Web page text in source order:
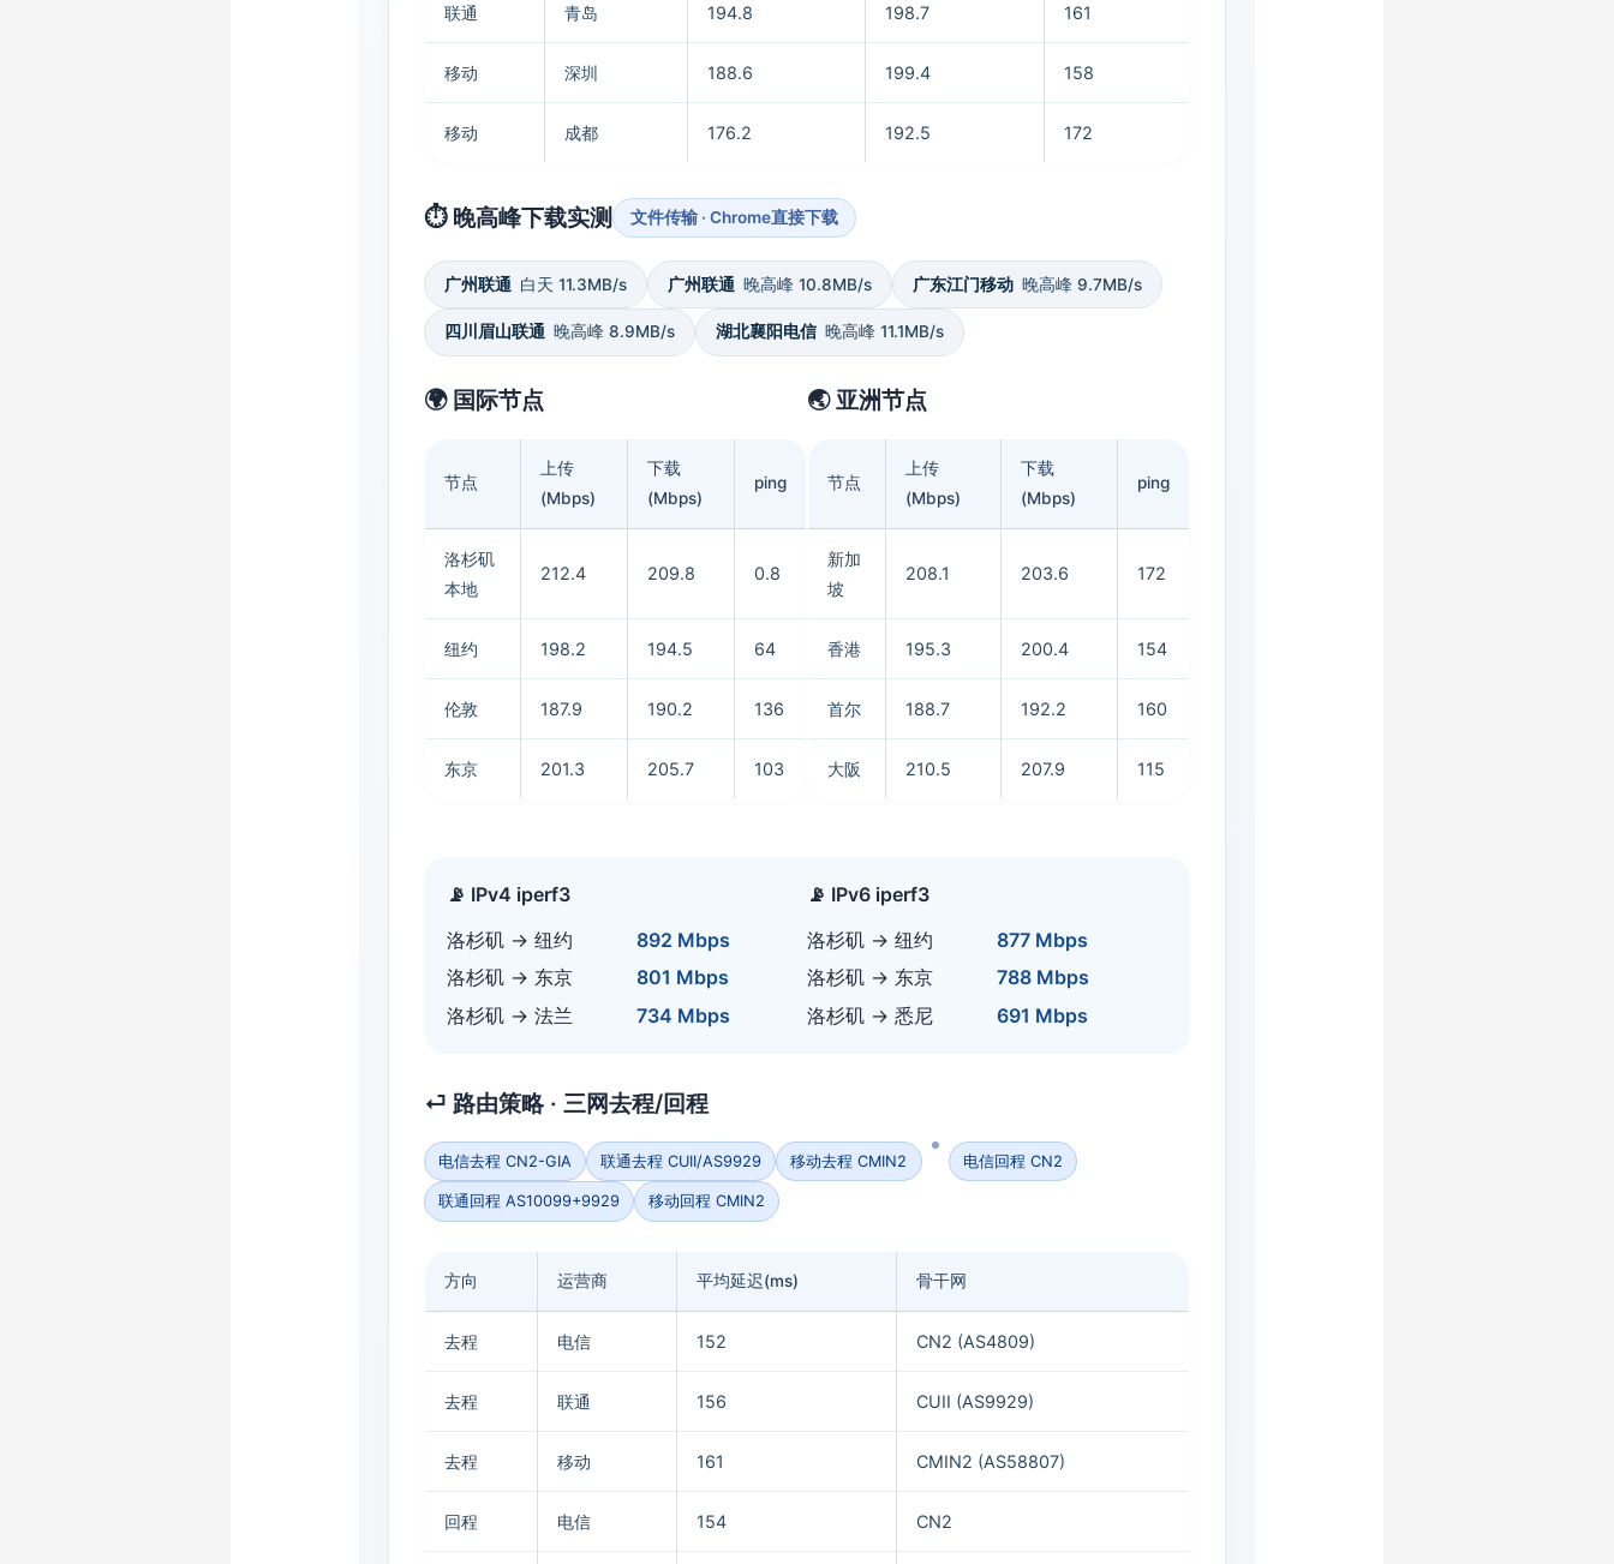
联通 青岛 194.8 198.7 161
移动 深圳 188.6 199.4 158
移动 成都 176.2 192.5 172
⏱️ 晚高峰下载实测 文件传输 · Chrome直接下载
广州联通 白天 11.3MB/s 广州联通 晚高峰 10.8MB/s 广东江门移动 晚高峰 9.7MB/s
四川眉山联通 晚高峰 8.9MB/s 湖北襄阳电信 晚高峰 11.1MB/s
🌍 国际节点
节点
上传
(Mbps)
下载
(Mbps)
ping
洛杉矶
本地
212.4 209.8 0.8
纽约 198.2 194.5 64
伦敦 187.9 190.2 136
东京 201.3 205.7 103
🌏 亚洲节点
节点
上传
(Mbps)
下载
(Mbps)
ping
新加
坡
208.1 203.6 172
香港 195.3 200.4 154
首尔 188.7 192.2 160
大阪 210.5 207.9 115
📡 IPv4 iperf3
洛杉矶 → 纽约
892 Mbps
洛杉矶 → 东京
801 Mbps
洛杉矶 → 法兰
734 Mbps
📡 IPv6 iperf3
洛杉矶 → 纽约
877 Mbps
洛杉矶 → 东京
788 Mbps
洛杉矶 → 悉尼
691 Mbps
⏎ 路由策略 · 三网去程/回程
电信去程 CN2-GIA 联通去程 CUII/AS9929 移动去程 CMIN2 电信回程 CN2
联通回程 AS10099+9929 移动回程 CMIN2
方向 运营商 平均延迟(ms) 骨干网
去程 电信 152 CN2 (AS4809)
去程 联通 156 CUII (AS9929)
去程 移动 161 CMIN2 (AS58807)
回程 电信 154 CN2